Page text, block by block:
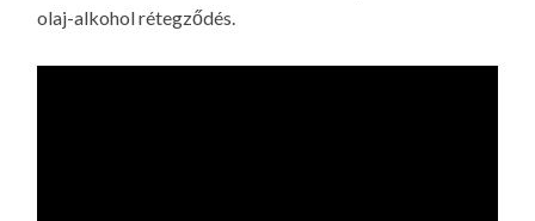
olaj-alkohol rétegződés.